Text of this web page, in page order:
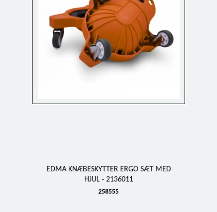
EDMA KNÆBESKYTTER ERGO SÆT MED
HJUL - 2136011
258555